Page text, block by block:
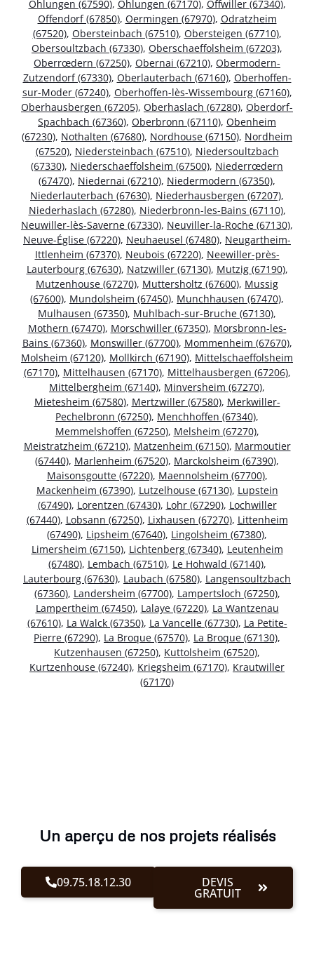
Ohlungen (67590), Ohlungen (67170), Offwiller (67340),
Offendorf (67850), Oermingen (67970), Odratzheim
(67520), Obersteinbach (67510), Obersteigen (67710),
Obersoultzbach (67330), Oberschaeffolsheim (67203),
Oberrœdern (67250), Obernai (67210), Obermodern-
Zutzendorf (67330), Oberlauterbach (67160), Oberhoffen-
sur-Moder (67240), Oberhoffen-lès-Wissembourg (67160),
Oberhausbergen (67205), Oberhaslach (67280), Oberdorf-
Spachbach (67360), Oberbronn (67110), Obenheim
(67230), Nothalten (67680), Nordhouse (67150), Nordheim
(67520), Niedersteinbach (67510), Niedersoultzbach
(67330), Niederschaeffolsheim (67500), Niederrœdern
(67470), Niedernai (67210), Niedermodern (67350),
Niederlauterbach (67630), Niederhausbergen (67207),
Niederhaslach (67280), Niederbronn-les-Bains (67110),
Neuwiller-lès-Saverne (67330), Neuviller-la-Roche (67130),
Neuve-Église (67220), Neuhaeusel (67480), Neugartheim-
Ittlenheim (67370), Neubois (67220), Neewiller-près-
Lauterbourg (67630), Natzwiller (67130), Mutzig (67190),
Mutzenhouse (67270), Muttersholtz (67600), Mussig
(67600), Mundolsheim (67450), Munchhausen (67470),
Mulhausen (67350), Muhlbach-sur-Bruche (67130),
Mothern (67470), Morschwiller (67350), Morsbronn-les-
Bains (67360), Monswiller (67700), Mommenheim (67670),
Molsheim (67120), Mollkirch (67190), Mittelschaeffolsheim
(67170), Mittelhausen (67170), Mittelhausbergen (67206),
Mittelbergheim (67140), Minversheim (67270),
Mietesheim (67580), Mertzwiller (67580), Merkwiller-
Pechelbronn (67250), Menchhoffen (67340),
Memmelshoffen (67250), Melsheim (67270),
Meistratzheim (67210), Matzenheim (67150), Marmoutier
(67440), Marlenheim (67520), Marckolsheim (67390),
Maisonsgoutte (67220), Maennolsheim (67700),
Mackenheim (67390), Lutzelhouse (67130), Lupstein
(67490), Lorentzen (67430), Lohr (67290), Lochwiller
(67440), Lobsann (67250), Lixhausen (67270), Littenheim
(67490), Lipsheim (67640), Lingolsheim (67380),
Limersheim (67150), Lichtenberg (67340), Leutenheim
(67480), Lembach (67510), Le Hohwald (67140),
Lauterbourg (67630), Laubach (67580), Langensoultzbach
(67360), Landersheim (67700), Lampertsloch (67250),
Lampertheim (67450), Lalaye (67220), La Wantzenau
(67610), La Walck (67350), La Vancelle (67730), La Petite-
Pierre (67290), La Broque (67570), La Broque (67130),
Kutzenhausen (67250), Kuttolsheim (67520),
Kurtzenhouse (67240), Kriegsheim (67170), Krautwiller
(67170)
Un aperçu de nos projets réalisés
09.75.18.12.30 DEVIS
GRATUIT